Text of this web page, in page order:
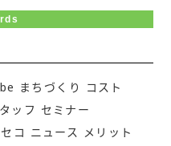
まちづくり
コスト
ッフ セミナー
コ ニュース メリット